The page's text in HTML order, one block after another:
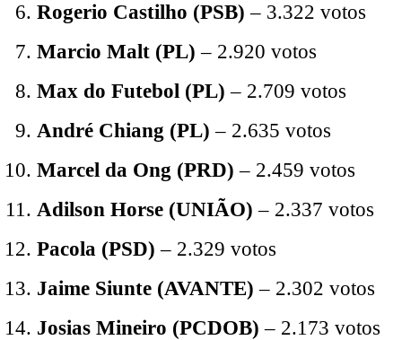
Rogerio Castilho (PSB) – 3.322 votos
Marcio Malt (PL) – 2.920 votos
Max do Futebol (PL) – 2.709 votos
André Chiang (PL) – 2.635 votos
Marcel da Ong (PRD) – 2.459 votos
Adilson Horse (UNIÃO) – 2.337 votos
Pacola (PSD) – 2.329 votos
Jaime Siunte (AVANTE) – 2.302 votos
Josias Mineiro (PCDOB) – 2.173 votos